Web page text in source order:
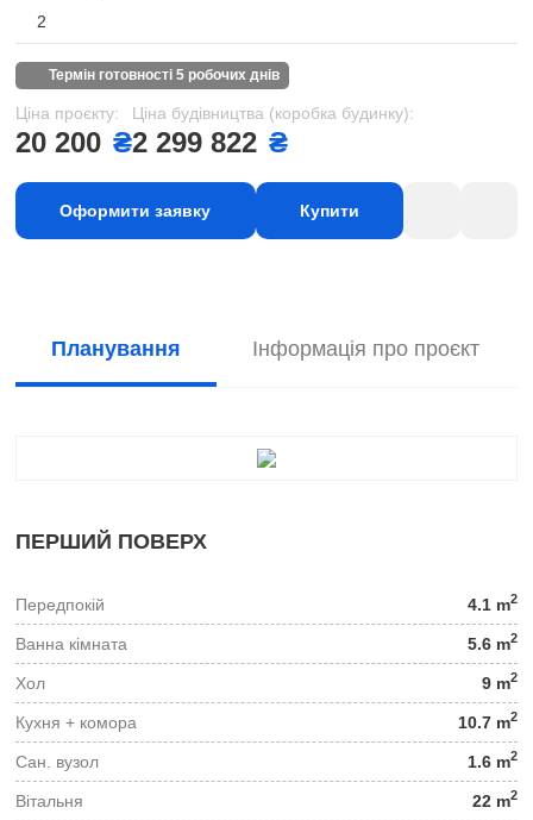
2
термін готовності 5 робочих днів
Ціна проєкту:
20 200 ₴
Ціна будівництва (коробка будинку):
2 299 822 ₴
Оформити заявку Купити
Планування Інформація про проєкт
ПЕРШИЙ ПОВЕРХ
Передпокій 4.1 m2
Ванна кімната 5.6 m2
Хол 9 m2
Кухня + комора 10.7 m2
Сан. вузол 1.6 m2
Вітальня 22 m2